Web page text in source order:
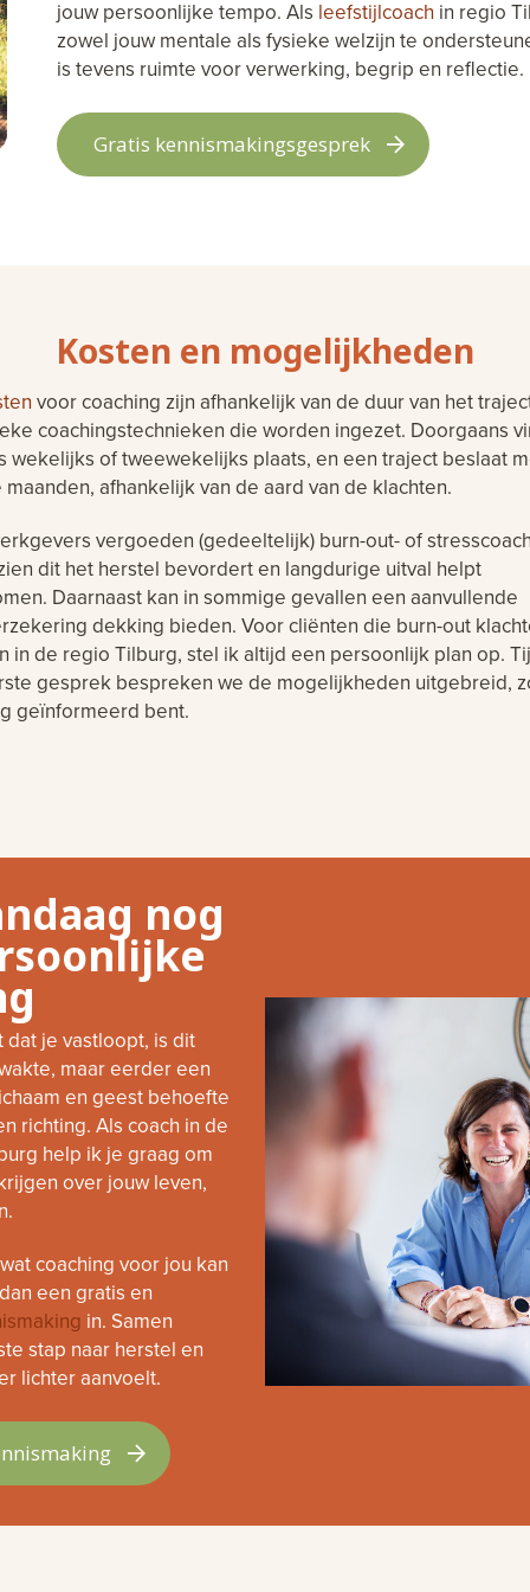
jouw persoonlijke tempo. Als leefstijlcoach in regio
zowel jouw mentale als fysieke welzijn te
is tevens ruimte voor verwerking, begrip en reflectie.
Gratis kennismakingsgesprek
Kosten en mogelijkheden
voor coaching zijn afhankelijk van de duur van het
coachingstechnieken die worden ingezet. Doorgaans
wekelijks of tweewekelijks plaats, en een traject beslaat
afhankelijk van de aard van de klachten.
vergoeden (gedeeltelijk) burn-out- of
dit het herstel bevordert en langdurige uitval helpt
Daarnaast kan in sommige gevallen een aanvullende
dekking bieden. Voor cliënten die burn-out
in de regio Tilburg, stel ik altijd een persoonlijk plan op.
gesprek bespreken we de mogelijkheden uitgebreid,
geïnformeerd bent.
nog
dat je vastloopt, is dit
maar eerder een
en geest behoefte
richting. Als coach in de
help ik je graag om
over jouw leven,
coaching voor jou kan
een gratis en
in. Samen
stap naar herstel en
lichter aanvoelt.